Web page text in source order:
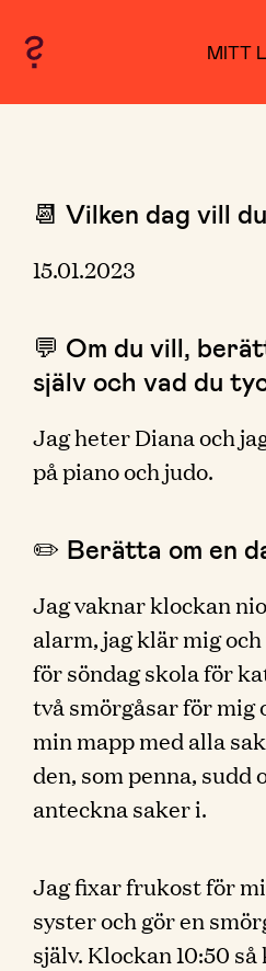
MITT
📆 Vilken dag vill
15.01.2023
💬 Om du vill,
själv och vad du
Jag heter Diana och
på piano och judo.
✏️ Berätta om en
Jag vaknar klockan
alarm, jag klär mig
för söndag skola för
två smörgåsar för mig
min mapp med alla
den, som penna, sudd
anteckna saker i.
Jag fixar frukost för
syster och gör en
själv. Klockan 10:50